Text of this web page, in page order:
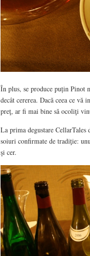
În plus, se produce puțin Pinot
decât cererea. Dacă ceea ce vă
preţ, ar fi mai bine să ocoliţi
La prima degustare CellarTales
soiuri confirmate de tradiţie:
şi cer.